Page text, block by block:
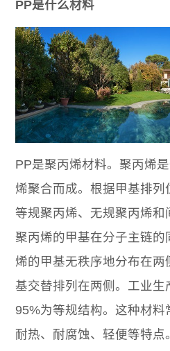
PP是什么材料
PP是聚丙烯材料。聚丙烯
烯聚合而成。根据甲基排列
等规聚丙烯、无规聚丙烯
聚丙烯的甲基在分子主链
烯的甲基无秩序地分布在两
基交替排列在两侧。工业生
95%为等规结构。这种材
耐热、耐腐蚀、轻便等特点